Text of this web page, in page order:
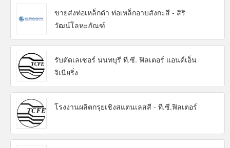
ขายส่งท่อเหล็กดำ ท่อเหล็กอาบสังกะสี - สิริ
วัฒน์โลหะภัณฑ์
รับตัดเลเซอร์ นนทบุรี ที.ซี. ฟิลเตอร์ แอนด์เอ็น
จิเนียริ่ง
โรงงานผลิตกรุยเชิงสแตนเลสสี - ที.ซี.ฟิลเตอร์